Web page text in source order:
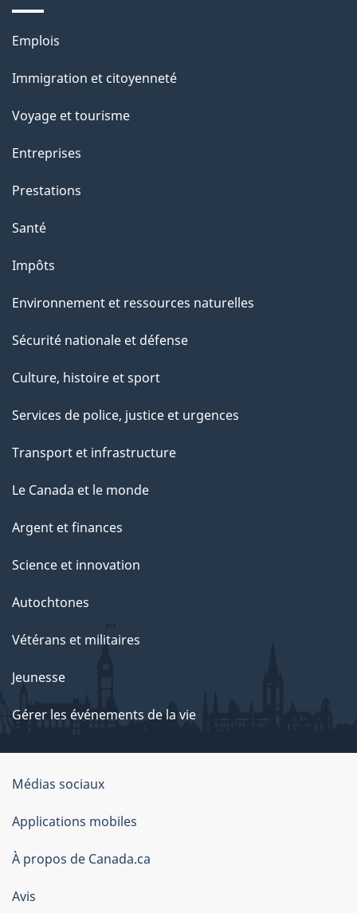
s
r
c
t
t
p
a
e
Thèmes
sujets
Emplois
Immigration et citoyenneté
Voyage et tourisme
Entreprises
Prestations
Santé
Impôts
Environnement et ressources naturelles
Sécurité nationale et défense
Culture, histoire et sport
Services de police, justice et urgences
Transport et infrastructure
Le Canada et le monde
Argent et finances
Science et innovation
Autochtones
Vétérans et militaires
Jeunesse
Gérer les événements de la vie
Organisation
du
gouvernement
du
Canada
Médias sociaux
Applications mobiles
À propos de Canada.ca
Avis